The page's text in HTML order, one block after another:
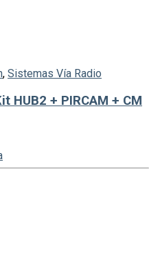
, Sistemas Vía Radio
HUB2 + PIRCAM + CM